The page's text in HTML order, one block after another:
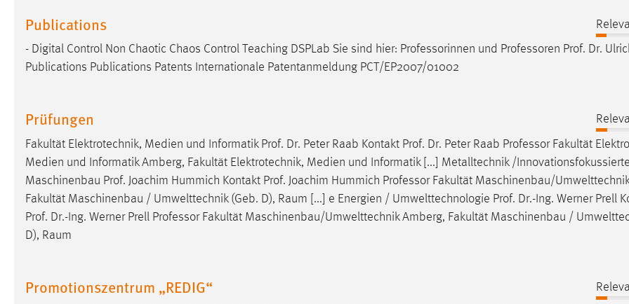
Publications
- Digital Control Non Chaotic Chaos Control Teaching DSPLab Sie sind hier: Professorinnen und Professoren Prof. Dr.
Publications Publications Patents Internationale Patentanmeldung PCT/EP2007/01002
Prüfungen
Fakultät Elektrotechnik, Medien und Informatik Prof. Dr. Peter Raab Kontakt Prof. Dr. Peter Raab ProfessorFakultät
Medien und Informatik Amberg, Fakultät Elektrotechnik, Medien und Informatik [...] Metalltechnik /
Maschinenbau Prof. Joachim Hummich Kontakt Prof. Joachim Hummich ProfessorFakultät Maschinenbau/
Fakultät Maschinenbau / Umwelttechnik (Geb. D), Raum [...] e Energien / Umwelttechnologie Prof. Dr.-Ing. Werner Prell
Prof. Dr.-Ing. Werner Prell ProfessorFakultät Maschinenbau/Umwelttechnik Amberg, Fakultät Maschinenbau /
D), Raum
Promotionszentrum „REDIG“
Login
Name: fe_user, be_user, be_lastLoginProvider
Zweck:
Cookie Laufzeit:
STATISTIK
Statistik Cookies erfassen Informationen anonym.
Diese Informationen helfen uns zu verstehen, wie
Name: _pk_ref, _pk_cvar, _pk_id, _pk_ses